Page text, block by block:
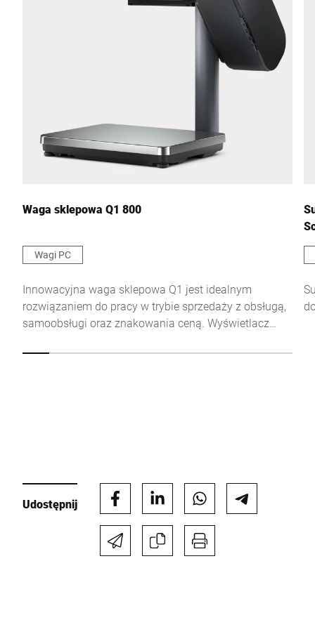
Waga sklepowa Q1 800
Wagi PC
Innowacyjna waga sklepowa Q1 jest idealnym
rozwiązaniem do pracy w trybie sprzedaży z obsługą,
samoobsługi oraz znakowania ceną. Wyświetlacz
w wadze Q1 to wartość dodana w codziennej pracy
Udostępnij